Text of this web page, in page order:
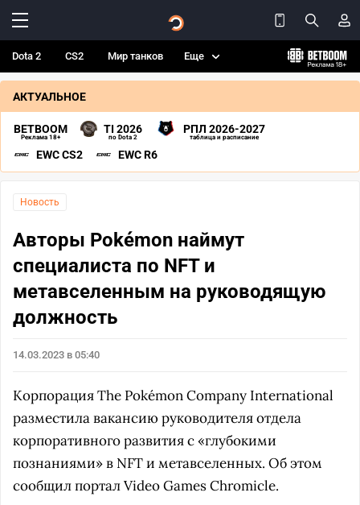
Dota 2 CS2 Мир танков Еще
АКТУАЛЬНОЕ
BETBOOM
Реклама 18+
TI 2026
по Dota 2
РПЛ 2026-2027
таблица и расписание
EWC CS2 EWC R6
Новость
Авторы Pokémon наймут
специалиста по NFT и
метавселенным на руководящую
должность
14.03.2023 в 05:40
Корпорация The Pokémon Company International
разместила вакансию руководителя отдела
корпоративного развития с «глубокими
познаниями» в NFT и метавселенных. Об этом
сообщил портал Video Games Chromicle.